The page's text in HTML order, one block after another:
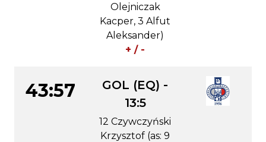
Olejniczak
Kacper, 3 Alfut
Aleksander)
+ / -
43:57
GOL (EQ) -
13:5
12 Czywczyński
Krzysztof (as: 9